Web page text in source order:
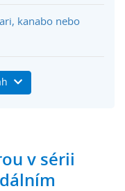
kanabo nebo
svět
v sérii